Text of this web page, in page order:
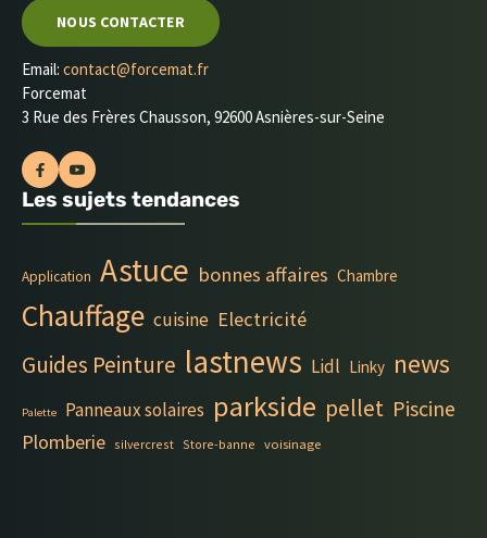
NOUS CONTACTER
Email: contact@forcemat.fr
Forcemat
3 Rue des Frères Chausson, 92600 Asnières-sur-Seine
Les sujets tendances
Application Astuce bonnes affaires Chambre
Chauffage cuisine Electricité
Guides Peinture lastnews Lidl Linky news
Palette Panneaux solaires parkside pellet Piscine
Plomberie silvercrest Store-banne voisinage